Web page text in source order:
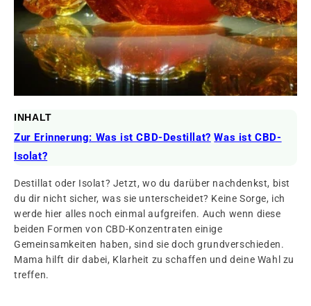
INHALT
Zur Erinnerung: Was ist CBD-Destillat? Was ist CBD-
Isolat?
Destillat oder Isolat? Jetzt, wo du darüber nachdenkst, bist
du dir nicht sicher, was sie unterscheidet? Keine Sorge, ich
werde hier alles noch einmal aufgreifen. Auch wenn diese
beiden Formen von CBD-Konzentraten einige
Gemeinsamkeiten haben, sind sie doch grundverschieden.
Mama hilft dir dabei, Klarheit zu schaffen und deine Wahl zu
treffen.